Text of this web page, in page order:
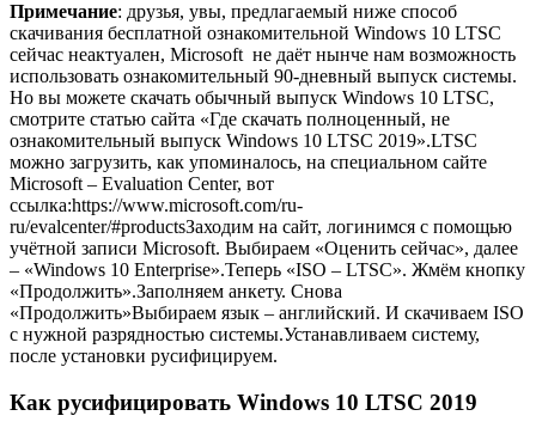
Примечание: друзья, увы, предлагаемый ниже способ
скачивания бесплатной ознакомительной Windows 10 LTSC
сейчас неактуален, Microsoft не даёт нынче нам возможность
использовать ознакомительный 90-дневный выпуск системы.
Но вы можете скачать обычный выпуск Windows 10 LTSC,
смотрите статью сайта «Где скачать полноценный, не
ознакомительный выпуск Windows 10 LTSC 2019».LTSC
можно загрузить, как упоминалось, на специальном сайте
Microsoft – Evaluation Center, вот
ссылка:https://www.microsoft.com/ru-
ru/evalcenter/#productsЗаходим на сайт, логинимся с помощью
учётной записи Microsoft. Выбираем «Оценить сейчас», далее
– «Windows 10 Enterprise».Теперь «ISO – LTSC». Жмём кнопку
«Продолжить».Заполняем анкету. Снова
«Продолжить»Выбираем язык – английский. И скачиваем ISO
с нужной разрядностью системы.Устанавливаем систему,
после установки русифицируем.
Как русифицировать Windows 10 LTSC 2019